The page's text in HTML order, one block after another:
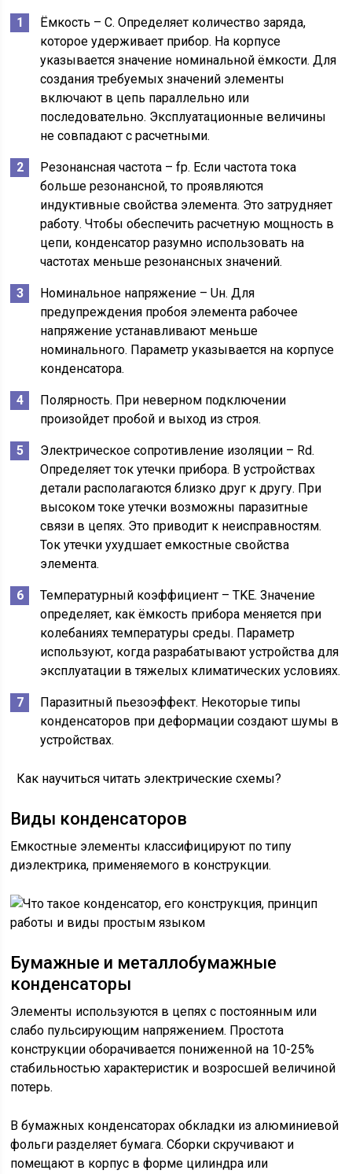
Ёмкость – С. Определяет количество заряда,
которое удерживает прибор. На корпусе
указывается значение номинальной ёмкости. Для
создания требуемых значений элементы
включают в цепь параллельно или
последовательно. Эксплуатационные величины
не совпадают с расчетными.
Резонансная частота – fр. Если частота тока
больше резонансной, то проявляются
индуктивные свойства элемента. Это затрудняет
работу. Чтобы обеспечить расчетную мощность в
цепи, конденсатор разумно использовать на
частотах меньше резонансных значений.
Номинальное напряжение – Uн. Для
предупреждения пробоя элемента рабочее
напряжение устанавливают меньше
номинального. Параметр указывается на корпусе
конденсатора.
Полярность. При неверном подключении
произойдет пробой и выход из строя.
Электрическое сопротивление изоляции – Rd.
Определяет ток утечки прибора. В устройствах
детали располагаются близко друг к другу. При
высоком токе утечки возможны паразитные
связи в цепях. Это приводит к неисправностям.
Ток утечки ухудшает емкостные свойства
элемента.
Температурный коэффициент – TKE. Значение
определяет, как ёмкость прибора меняется при
колебаниях температуры среды. Параметр
используют, когда разрабатывают устройства для
эксплуатации в тяжелых климатических условиях.
Паразитный пьезоэффект. Некоторые типы
конденсаторов при деформации создают шумы в
устройствах.
Как научиться читать электрические схемы?
Виды конденсаторов
Емкостные элементы классифицируют по типу
диэлектрика, применяемого в конструкции.
Бумажные и металлобумажные
конденсаторы
Элементы используются в цепях с постоянным или
слабо пульсирующим напряжением. Простота
конструкции оборачивается пониженной на 10-25%
стабильностью характеристик и возросшей величиной
потерь.
В бумажных конденсаторах обкладки из алюминиевой
фольги разделяет бумага. Сборки скручивают и
помещают в корпус в форме цилиндра или